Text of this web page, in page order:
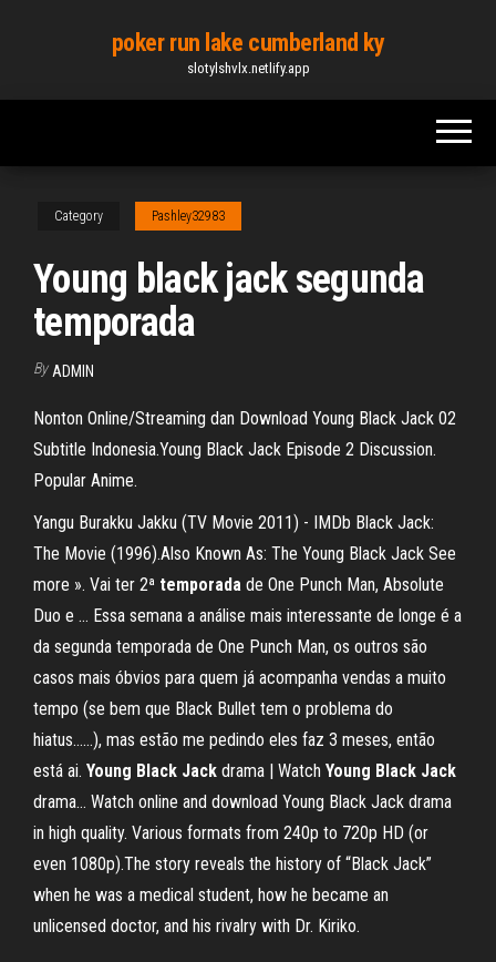
content
poker run lake cumberland ky
slotylshvlx.netlify.app
Category Pashley32983
Young black jack segunda
temporada
By ADMIN
Nonton Online/Streaming dan Download Young Black Jack 02
Subtitle Indonesia.Young Black Jack Episode 2 Discussion.
Popular Anime.
Yangu Burakku Jakku (TV Movie 2011) - IMDb Black Jack:
The Movie (1996).Also Known As: The Young Black Jack See
more ». Vai ter 2ª temporada de One Punch Man, Absolute
Duo e … Essa semana a análise mais interessante de longe é a
da segunda temporada de One Punch Man, os outros são
casos mais óbvios para quem já acompanha vendas a muito
tempo (se bem que Black Bullet tem o problema do
hiatus……), mas estão me pedindo eles faz 3 meses, então
está ai. Young Black Jack drama | Watch Young Black Jack
drama… Watch online and download Young Black Jack drama
in high quality. Various formats from 240p to 720p HD (or
even 1080p).The story reveals the history of “Black Jack”
when he was a medical student, how he became an
unlicensed doctor, and his rivalry with Dr. Kiriko.